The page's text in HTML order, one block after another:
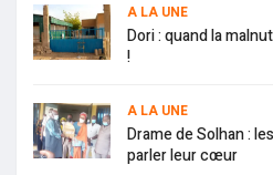
A LA UNE
Dori : quand la
!
A LA UNE
Drame de Solhan :
parler leur cœur